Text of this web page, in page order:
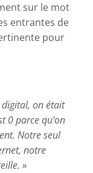
sur le mot
entrantes de
pour
on était
0 parce qu’on
Notre seul
notre
»